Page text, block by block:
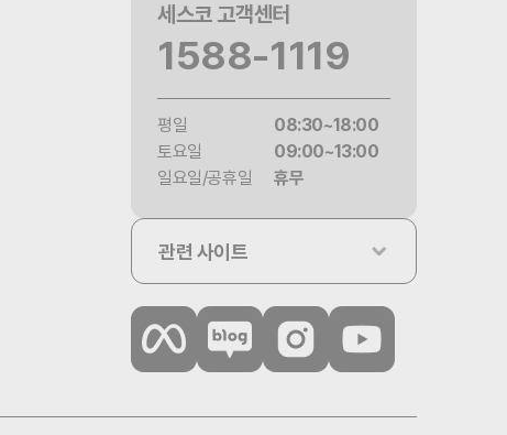
세스코 고객센터
1588-1119
평일
08:30~18:00
토요일
09:00~13:00
일요일/공휴일
휴무
관련 사이트